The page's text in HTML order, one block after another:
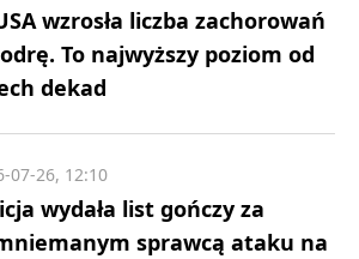
wzrosła liczba zachorowań
To najwyższy poziom od
dekad
wydała list gończy za
sprawcą ataku na
07-26, 12:10